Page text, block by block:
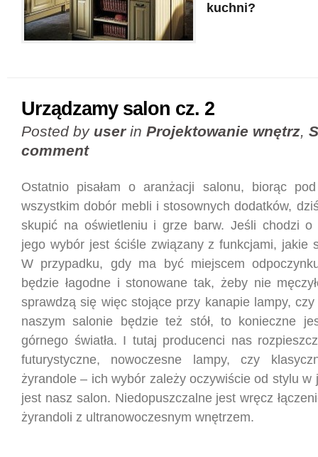
kuchni?
Urządzamy salon cz. 2
Posted by userin Projektowanie wnętrz,
comment
Ostatnio pisałam o aranżacji salonu, biorąc
wszystkim dobór mebli i stosownych dodatków,
skupić na oświetleniu i grze barw. Jeśli chodzi
jego wybór jest ściśle związany z funkcjami, jakie
W przypadku, gdy ma być miejscem
będzie łagodne i stonowane tak, żeby nie
sprawdzą się więc stojące przy kanapie lampy,
naszym salonie będzie też stół, to konieczne
górnego światła. I tutaj producenci nas
futurystyczne, nowoczesne lampy, czy
żyrandole – ich wybór zależy oczywiście od stylu w
jest nasz salon. Niedopuszczalne jest wręcz
żyrandoli z ultranowoczesnym wnętrzem.